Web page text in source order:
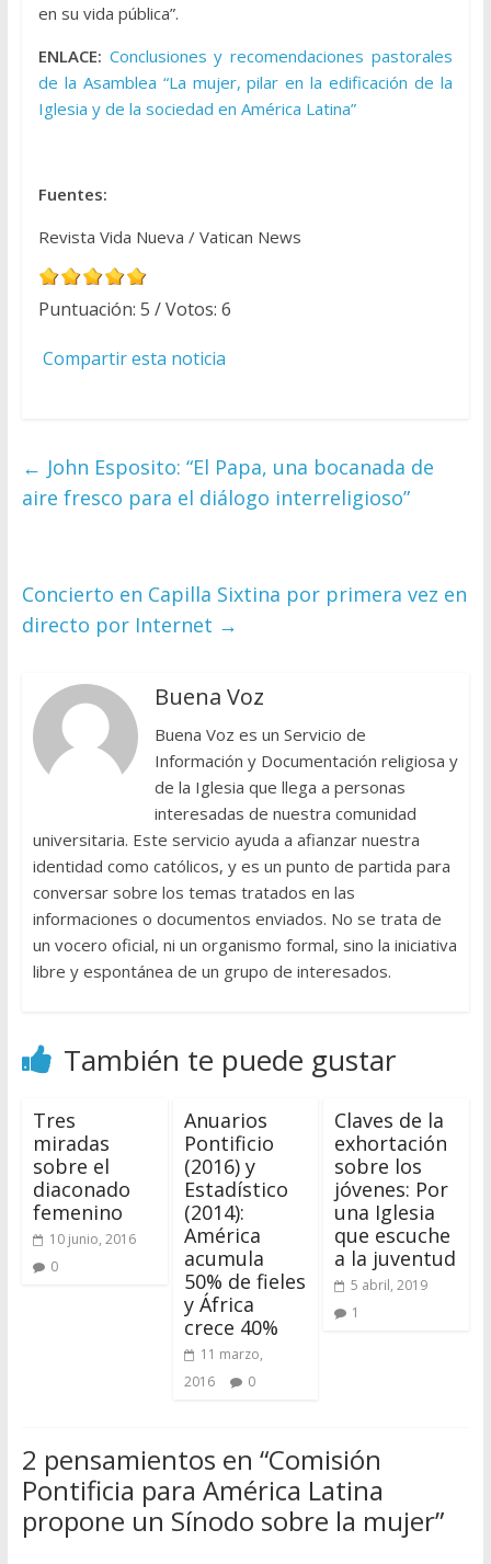
en su vida pública”.
ENLACE: Conclusiones y recomendaciones pastorales
de la Asamblea “La mujer, pilar en la edificación de la
Iglesia y de la sociedad en América Latina”
Fuentes:
Revista Vida Nueva / Vatican News
Puntuación: 5 / Votos: 6
Compartir esta noticia
← John Esposito: “El Papa, una bocanada de
aire fresco para el diálogo interreligioso”
Concierto en Capilla Sixtina por primera vez en
directo por Internet →
Buena Voz
Buena Voz es un Servicio de
Información y Documentación religiosa y
de la Iglesia que llega a personas
interesadas de nuestra comunidad
universitaria. Este servicio ayuda a afianzar nuestra
identidad como católicos, y es un punto de partida para
conversar sobre los temas tratados en las
informaciones o documentos enviados. No se trata de
un vocero oficial, ni un organismo formal, sino la iniciativa
libre y espontánea de un grupo de interesados.
También te puede gustar
Tres
miradas
sobre el
diaconado
femenino
10 junio, 2016
0
Anuarios
Pontificio
(2016) y
Estadístico
(2014):
América
acumula
50% de fieles
y África
crece 40%
11 marzo,
2016
0
Claves de la
exhortación
sobre los
jóvenes: Por
una Iglesia
que escuche
a la juventud
5 abril, 2019
1
2 pensamientos en “Comisión
Pontificia para América Latina
propone un Sínodo sobre la mujer”